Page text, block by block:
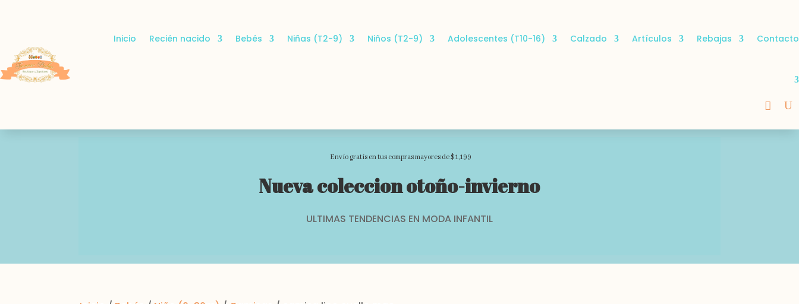
Inicio Recién nacido Bebés Niñas (T2-9) Niños (T2-9) Adolescentes (T10-16) Calzado Artículos Rebajas Contacto
Envio gratis en tus compras mayores de $1,199
Nueva coleccion otoño-invierno
ULTIMAS TENDENCIAS EN MODA INFANTIL